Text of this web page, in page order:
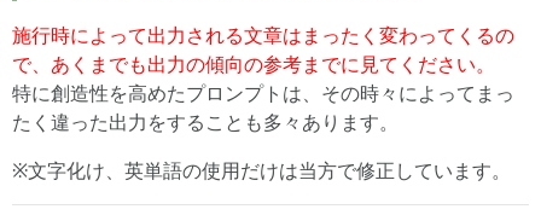
施行時によって出力される文章はまったく変わってくるの
で、あくまでも出力の傾向の参考までに見てください。
特に創造性を高めたプロンプトは、その時々によってまっ
たく違った出力をすることも多々あります。
※文字化け、英単語の使用だけは当方で修正しています。